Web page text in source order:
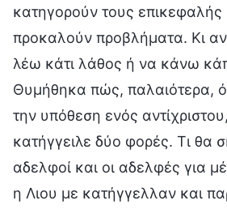
κατηγορούν τους επικεφαλής
προκαλούν προβλήματα. Κι
λέω κάτι λάθος ή να κάνω
Θυμήθηκα πώς, παλαιότερα,
την υπόθεση ενός
κατήγγειλε δύο φορές. Τι θα
αδελφοί και οι αδελφές για
η Λιου με κατήγγελλαν και